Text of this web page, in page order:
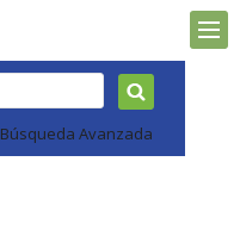
Búsqueda Avanzada